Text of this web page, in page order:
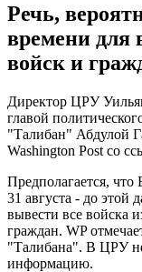
Речь,
времени для
войск и
Директор ЦРУ
главой
"Талибан" Абдулой
Washington Post со
Предполагается,
31 августа - до этой
вывести все войска
граждан. WP
"Талибана". В ЦРУ
информацию.